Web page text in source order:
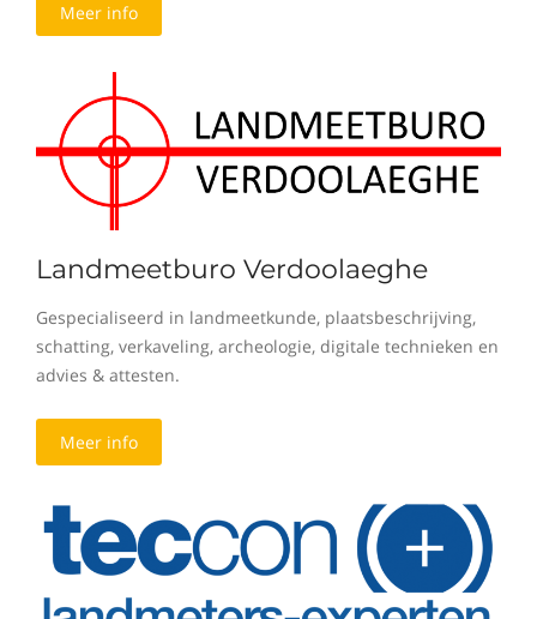
Meer info
Landmeetburo Verdoolaeghe
Gespecialiseerd in landmeetkunde, plaatsbeschrijving,
schatting, verkaveling, archeologie, digitale technieken en
advies & attesten.
Meer info